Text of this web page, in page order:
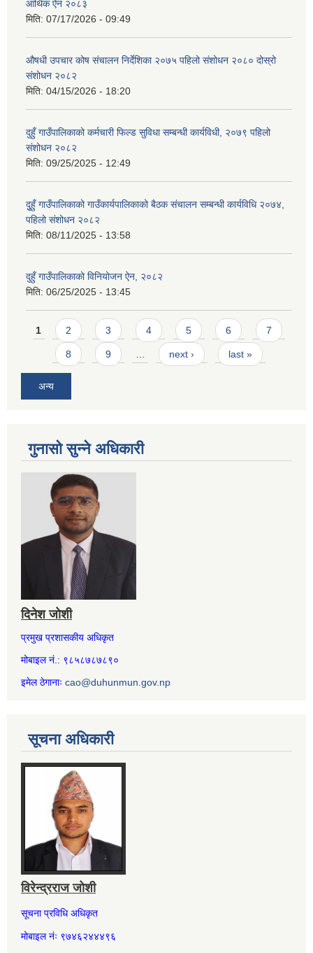
आर्थिक ऐन २०८३
मिति: 07/17/2026 - 09:49
औषधी उपचार कोष संचालन निर्देशिका २०७५ पहिलो संशोधन २०८० दोस्रो
संशोधन २०८२
मिति: 04/15/2026 - 18:20
दुहुँ गाउँपालिकाको कर्मचारी फिल्ड सुविधा सम्बन्धी कार्यविधी, २०७९ पहिलो
संशोधन २०८२
मिति: 09/25/2025 - 12:49
दुुहुँ गाउँपालिकाको गाउँकार्यपालिकाको बैठक संचालन सम्बन्धी कार्यविधि २०७४,
पहिलो संशोधन २०८२
मिति: 08/11/2025 - 13:58
दुहुँ गाउँपालिकाको विनियोजन ऐन, २०८२
मिति: 06/25/2025 - 13:45
Pages
1 2 3 4 5 6 7
8 9 next › last »
अन्य
गुनासो सुन्ने अधिकारी
दिनेश जोशी
प्रमुख प्रशासकीय अधिकृत
मोबाइल नं.: ९८५८७८७८९०
इमेल ठेगानाः cao@duhunmun.gov.np
सूचना अधिकारी
विरेन्द्रराज जोशी
सूचना प्रविधि अधिकृत
मोबाइल नंः ९७४६२४४४९६